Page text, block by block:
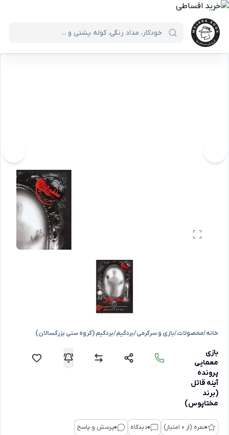
خانه/محصولات/بازی و سرگرمی/بردگیم/بردگیم (گروه سنی بزرگسالان)
بازی
معمایی
پرونده
آینه قاتل
(برند
مختاپوس)
0نمره (از 0 امتیاز) 0دیدگاه 0پرسش و پاسخ